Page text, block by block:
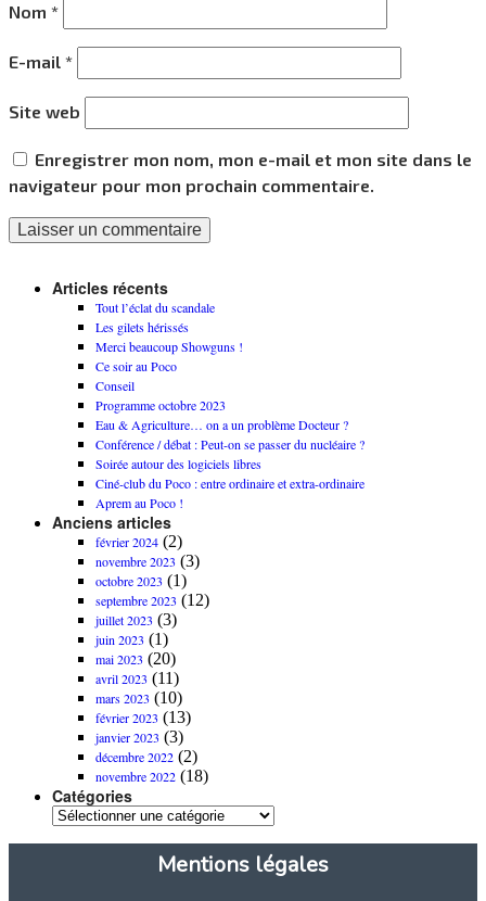
Nom *
E-mail *
Site web
Enregistrer mon nom, mon e-mail et mon site dans le
navigateur pour mon prochain commentaire.
Articles récents
Tout l’éclat du scandale
Les gilets hérissés
Merci beaucoup Showguns !
Ce soir au Poco
Conseil
Programme octobre 2023
Eau & Agriculture… on a un problème Docteur ?
Conférence / débat : Peut-on se passer du nucléaire ?
Soirée autour des logiciels libres
Ciné-club du Poco : entre ordinaire et extra-ordinaire
Aprem au Poco !
Anciens articles
février 2024 (2)
novembre 2023 (3)
octobre 2023 (1)
septembre 2023 (12)
juillet 2023 (3)
juin 2023 (1)
mai 2023 (20)
avril 2023 (11)
mars 2023 (10)
février 2023 (13)
janvier 2023 (3)
décembre 2022 (2)
novembre 2022 (18)
Catégories
Mentions légales